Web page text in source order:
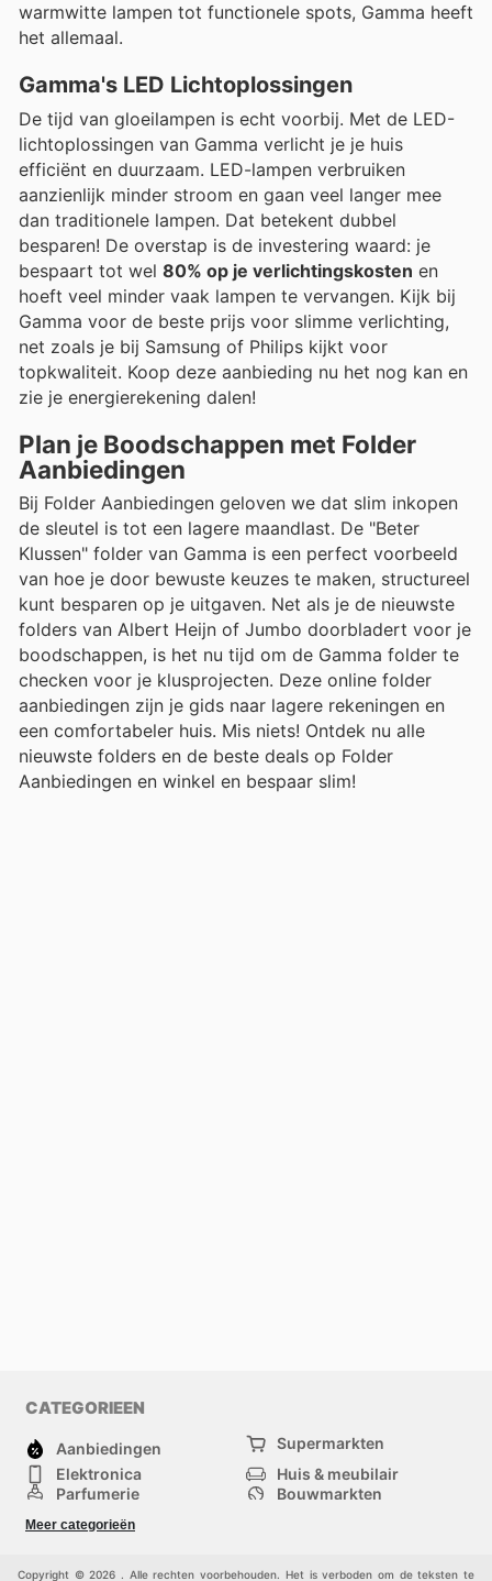
warmwitte lampen tot functionele spots, Gamma heeft
het allemaal.
Gamma's LED Lichtoplossingen
De tijd van gloeilampen is echt voorbij. Met de LED-
lichtoplossingen van Gamma verlicht je je huis
efficiënt en duurzaam. LED-lampen verbruiken
aanzienlijk minder stroom en gaan veel langer mee
dan traditionele lampen. Dat betekent dubbel
besparen! De overstap is de investering waard: je
bespaart tot wel 80% op je verlichtingskosten en
hoeft veel minder vaak lampen te vervangen. Kijk bij
Gamma voor de beste prijs voor slimme verlichting,
net zoals je bij Samsung of Philips kijkt voor
topkwaliteit. Koop deze aanbieding nu het nog kan en
zie je energierekening dalen!
Plan je Boodschappen met Folder
Aanbiedingen
Bij Folder Aanbiedingen geloven we dat slim inkopen
de sleutel is tot een lagere maandlast. De "Beter
Klussen" folder van Gamma is een perfect voorbeeld
van hoe je door bewuste keuzes te maken, structureel
kunt besparen op je uitgaven. Net als je de nieuwste
folders van Albert Heijn of Jumbo doorbladert voor je
boodschappen, is het nu tijd om de Gamma folder te
checken voor je klusprojecten. Deze online folder
aanbiedingen zijn je gids naar lagere rekeningen en
een comfortabeler huis. Mis niets! Ontdek nu alle
nieuwste folders en de beste deals op Folder
Aanbiedingen en winkel en bespaar slim!
CATEGORIEEN
Aanbiedingen
Supermarkten
Elektronica
Huis & meubilair
Parfumerie
Bouwmarkten
Kinderen
Meer categorieën
Copyright © 2026 . Alle rechten voorbehouden. Het is verboden om de teksten te